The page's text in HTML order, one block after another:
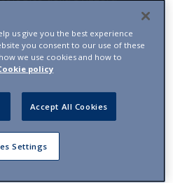
affiliato all’Università della
gli viene attribuito
mediche e umanitarie,
con la creazione di
medico al Centro
us give you the best experience
you consent to our use of these
we use cookies and how to
policy
Accept All Cookies
Settings